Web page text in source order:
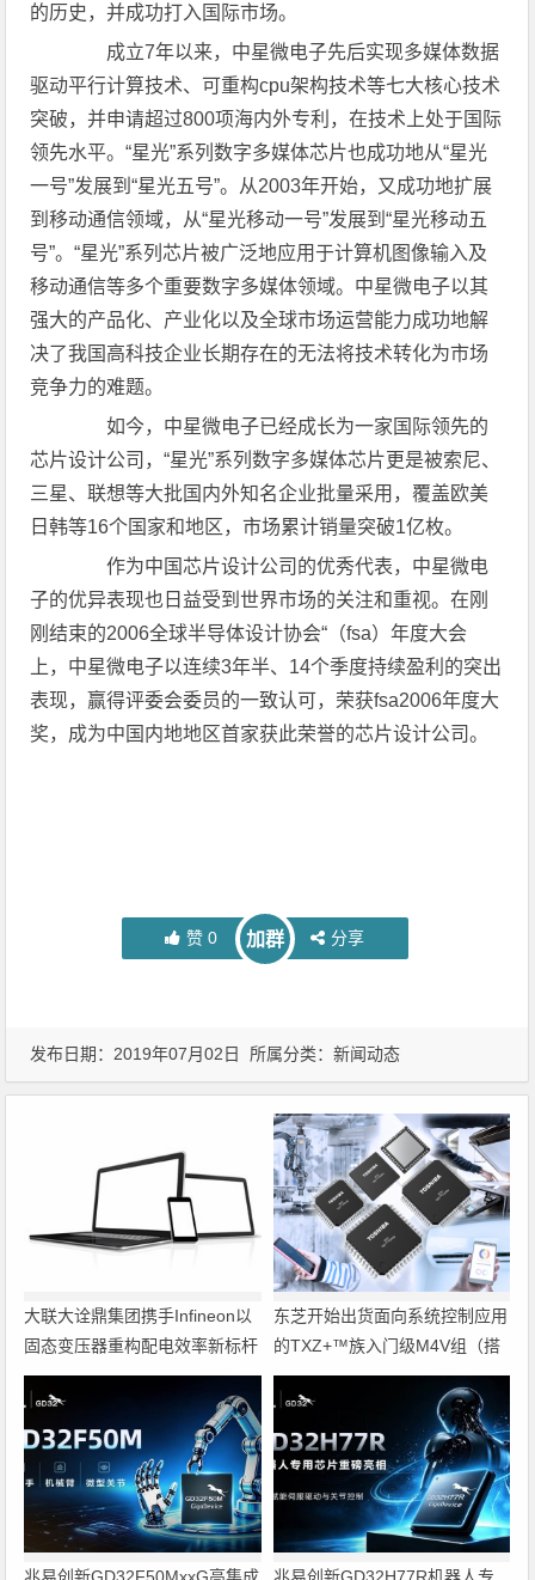
的历史，并成功打入国际市场。
成立7年以来，中星微电子先后实现多媒体数据
驱动平行计算技术、可重构cpu架构技术等七大核心技术
突破，并申请超过800项海内外专利，在技术上处于国际
领先水平。“星光”系列数字多媒体芯片也成功地从“星光
一号”发展到“星光五号”。从2003年开始，又成功地扩展
到移动通信领域，从“星光移动一号”发展到“星光移动五
号”。“星光”系列芯片被广泛地应用于计算机图像输入及
移动通信等多个重要数字多媒体领域。中星微电子以其
强大的产品化、产业化以及全球市场运营能力成功地解
决了我国高科技企业长期存在的无法将技术转化为市场
竞争力的难题。
如今，中星微电子已经成长为一家国际领先的
芯片设计公司，“星光”系列数字多媒体芯片更是被索尼、
三星、联想等大批国内外知名企业批量采用，覆盖欧美
日韩等16个国家和地区，市场累计销量突破1亿枚。
作为中国芯片设计公司的优秀代表，中星微电
子的优异表现也日益受到世界市场的关注和重视。在刚
刚结束的2006全球半导体设计协会“（fsa）年度大会
上，中星微电子以连续3年半、14个季度持续盈利的突出
表现，赢得评委会委员的一致认可，荣获fsa2006年度大
奖，成为中国内地地区首家获此荣誉的芯片设计公司。
赞 0 加群 分享
发布日期：2019年07月02日 所属分类：新闻动态
大联大诠鼎集团携手Infineon以
固态变压器重构配电效率新标杆
东芝开始出货面向系统控制应用
的TXZ+™族入门级M4V组（搭
载Arm Cortex‑M4内核的标准微
控制器）工程样品